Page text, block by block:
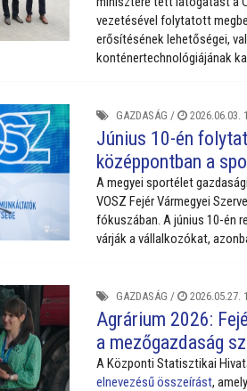
vezetésével folytatott
erősítésének lehetőségei,
konténertechnológiájának
GAZDASÁG / 2026.06.03.
Június 10-én
középpontban a
A megyei sportélet
VOSZ Fejér Vármegyei
fókuszában. A június 10-én
várják a vállalkozókat,
GAZDASÁG / 2026.05.27.
Agrárium 2026:
a mezőgazdaság
A Központi Statisztikai
elnevezésű összeírást,